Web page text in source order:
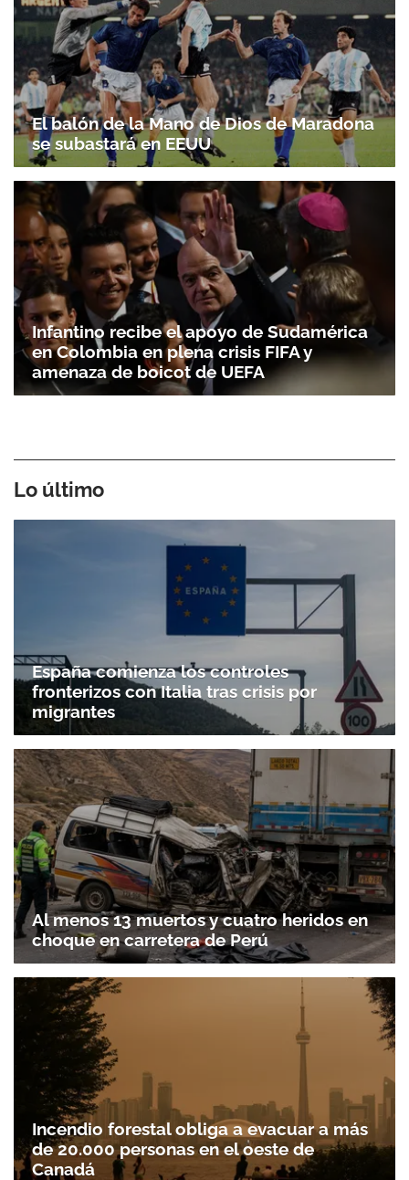
El balón de la Mano de Dios de Maradona
se subastará en EEUU
Infantino recibe el apoyo de Sudamérica
en Colombia en plena crisis FIFA y
amenaza de boicot de UEFA
Lo último
España comienza los controles
fronterizos con Italia tras crisis por
migrantes
Al menos 13 muertos y cuatro heridos en
choque en carretera de Perú
Incendio forestal obliga a evacuar a más
de 20.000 personas en el oeste de
Canadá